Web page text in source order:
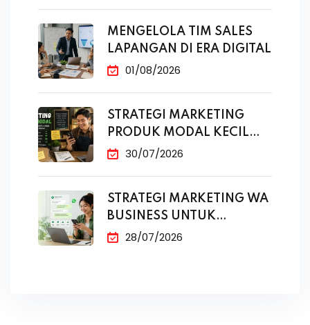
MENGELOLA TIM SALES
LAPANGAN DI ERA DIGITAL
01/08/2026
STRATEGI MARKETING
PRODUK MODAL KECIL
TANPA IKLAN
30/07/2026
STRATEGI MARKETING WA
BUSINESS UNTUK
PENJUALAN
28/07/2026